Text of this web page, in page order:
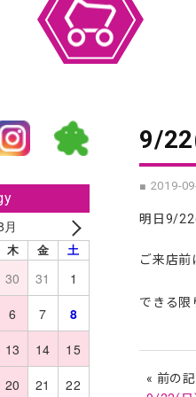
木 金 土
30 31
1
6 7
8
13 14
15
20 21 22
9/
■ 2019-
明日9/
ご来店
できる限
« 前の